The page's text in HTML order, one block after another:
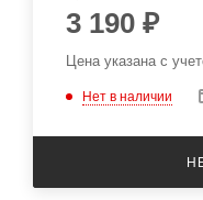
3 190 ₽
Цена указана с
Нет в наличии